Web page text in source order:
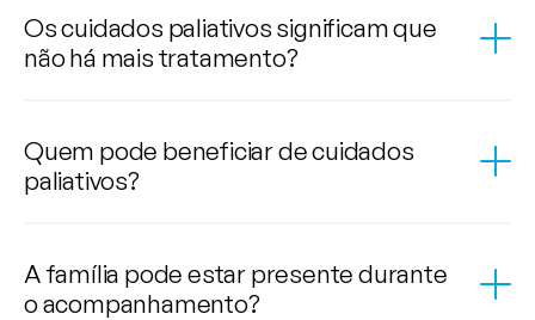
Os cuidados paliativos significam que
não há mais tratamento?
Quem pode beneficiar de cuidados
paliativos?
A família pode estar presente durante
o acompanhamento?